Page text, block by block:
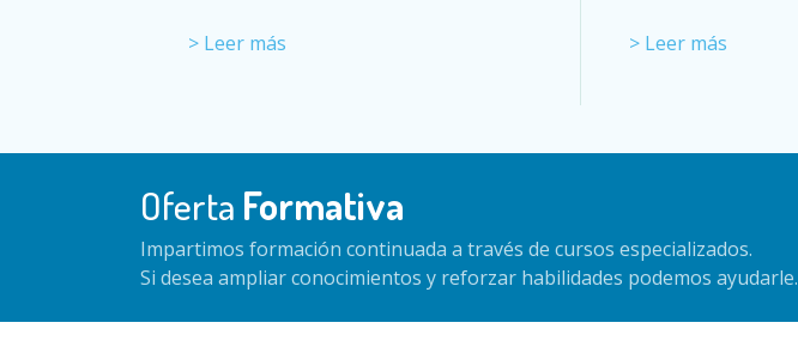
> Leer más > Leer más
Oferta Formativa
Impartimos formación continuada a través de cursos especializados.
Si desea ampliar conocimientos y reforzar habilidades podemos ayudarle.